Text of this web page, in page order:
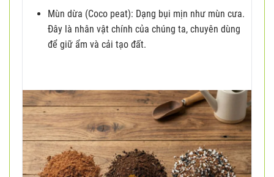
Mùn dừa (Coco peat): Dạng bụi mịn như mùn cưa.
Đây là nhân vật chính của chúng ta, chuyên dùng
để giữ ẩm và cải tạo đất.